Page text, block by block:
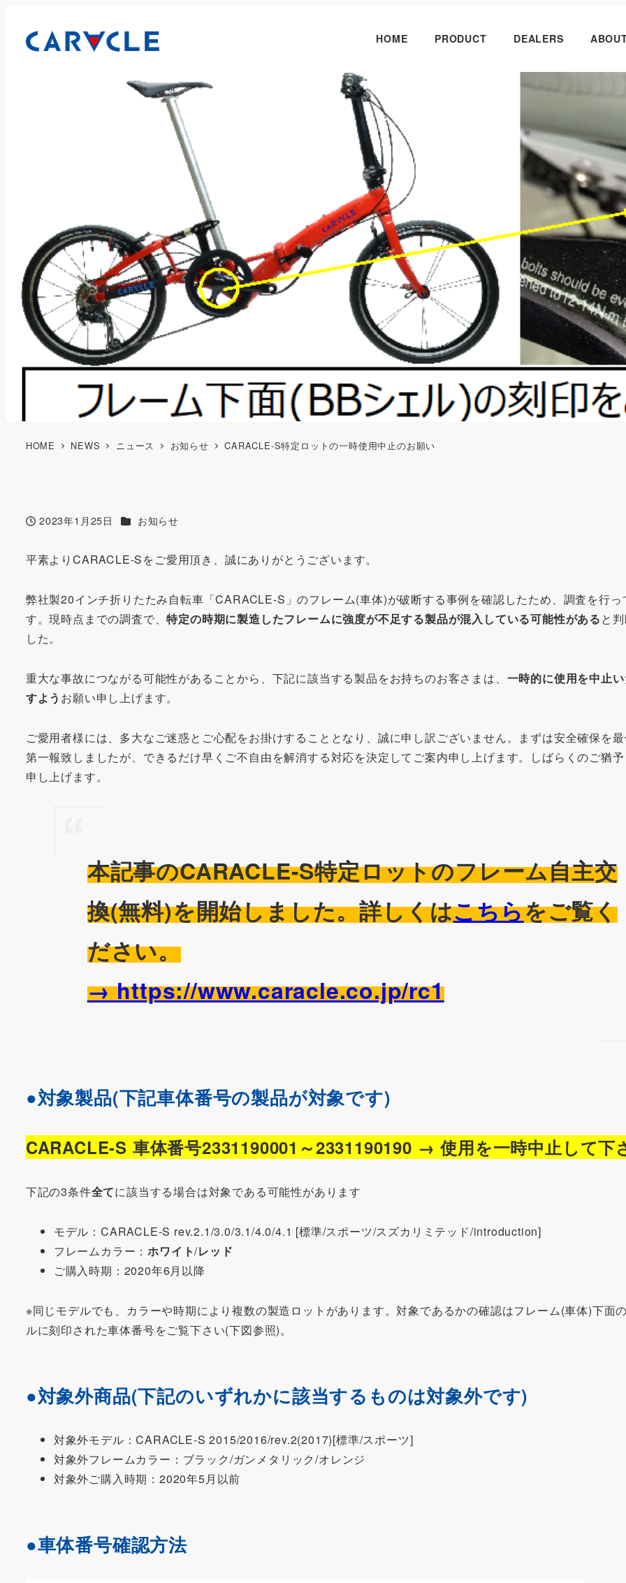
HOME PRODUCT DEALERS
HOME NEWS ニュース お知らせ CARACLE-S特定ロットの一時使用中止のお願い
投稿日
2023年1月25日 カテゴリー
お知らせ
平素よりCARACLE-Sをご愛用頂き、誠にありがとうございます。
弊社製20インチ折りたたみ自転車「CARACLE-S」のフレーム(車体)が破断する事例を確認したため、調査を行っ
す。現時点までの調査で、特定の時期に製造したフレームに強度が不足する製品が混入している可能性があると
した。
重大な事故につながる可能性があることから、下記に該当する製品をお持ちのお客さまは、 一時的に使用を中止
すよう お願い申し上げます。
ご愛用者様には、多大なご迷惑とご心配をお掛けすることとなり、誠に申し訳ございません。まずは安全確保を
第一報致しましたが、できるだけ早くご不自由を解消する対応を決定してご案内申し上げます。しばらくのご猶
申し上げます。
本記事のCARACLE-S特定ロットのフレーム自主交
換(無料)を開始しました。詳しくはこちらをご覧く
ださい。
→ https://www.caracle.co.jp/rc1
●対象製品(下記車体番号の製品が対象です)
CARACLE-S 車体番号2331190001～2331190190 → 使用を一時中止して下
下記の3条件全てに該当する場合は対象である可能性があります
モデル：CARACLE-S rev.2.1/3.0/3.1/4.0/4.1 [標準/スポーツ/スズカリミテッド/introduction]
フレームカラー：ホワイト/レッド
ご購入時期：2020年6月以降
※同じモデルでも、カラーや時期により複数の製造ロットがあります。対象であるかの確認はフレーム(車体)下面
ルに刻印された車体番号をご覧下さい(下図参照)。
●対象外商品(下記のいずれかに該当するものは対象外です)
対象外モデル：CARACLE-S 2015/2016/rev.2(2017)[標準/スポーツ]
対象外フレームカラー：ブラック/ガンメタリック/オレンジ
対象外ご購入時期：2020年5月以前
●車体番号確認方法